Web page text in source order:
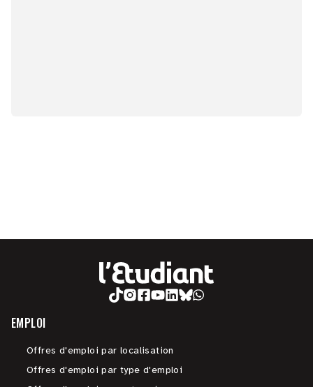
EMPLOI
Offres d'emploi par localisation
Offres d'emploi par type d'emploi